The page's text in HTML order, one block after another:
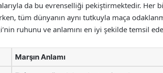
da bu evrenselliği pekiştirmektedir. Her
tüm dünyanın aynı tutkuyla maça
ruhunu ve anlamını en iyi şekilde temsil
Marşın Anlamı